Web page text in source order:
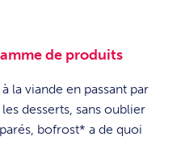
de produits
la viande en passant par
desserts, sans oublier
bofrost* a de quoi